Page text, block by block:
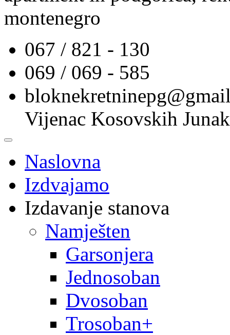
montenegro
067 / 821 - 130
069 / 069 - 585
Vijenac Kosovskih
Naslovna
Izdvajamo
Izdavanje stanova
Namješten
Garsonjera
Jednosoban
Dvosoban
Trosoban+